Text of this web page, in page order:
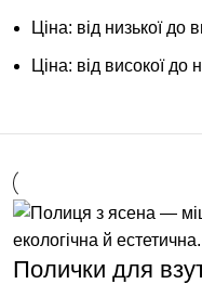
Ціна: від низької до
Ціна: від високої до
Полички для